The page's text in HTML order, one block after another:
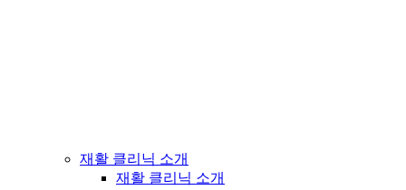
재활 클리닉 소개
재활 클리닉 소개